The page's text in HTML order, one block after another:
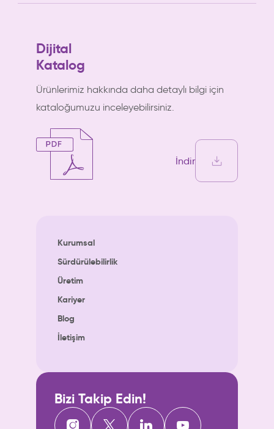
Dijital
Katalog
Ürünlerimiz hakkında daha detaylı bilgi için
kataloğumuzu inceleyebilirsiniz.
İndir
Kurumsal
Sürdürülebilirlik
Üretim
Kariyer
Blog
İletişim
Bizi Takip Edin!